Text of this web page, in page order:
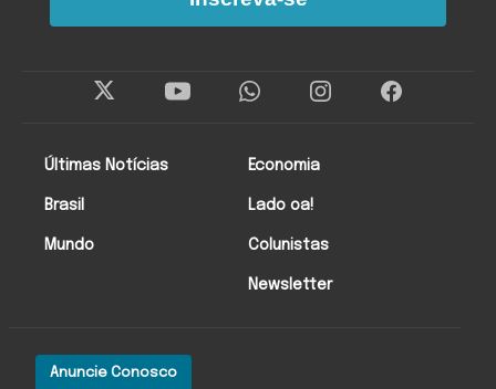
Anuncie Conosco
Últimas Notícias
Brasil
Mundo
Economia
Lado oa!
Colunistas
Newsletter